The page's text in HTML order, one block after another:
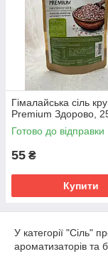
Гімалайська сіль
Premium Здорово,
Готово до відправки
55 ₴
Купити
У категорії "Сіль"
ароматизаторів та